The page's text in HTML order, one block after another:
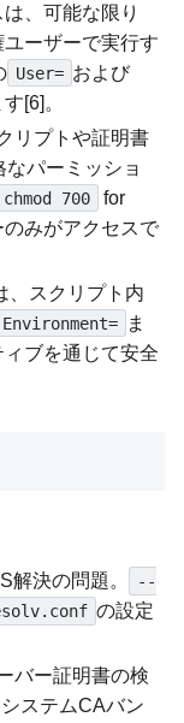
、可能な限り
ーザーで実行す
User= および
[6]。
リプトや証明書
パーミッショ
chmod 700
for
みがアクセスで
、スクリプト内
Environment=
ま
ブを通じて安全
解決の問題。
--
の設定
バー証明書の検
ステムCAバン